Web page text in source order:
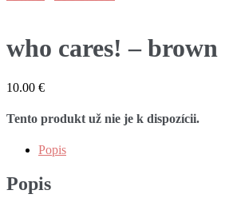
who cares! – brown
10.00 €
Tento produkt už nie je k dispozícii.
Popis
Popis